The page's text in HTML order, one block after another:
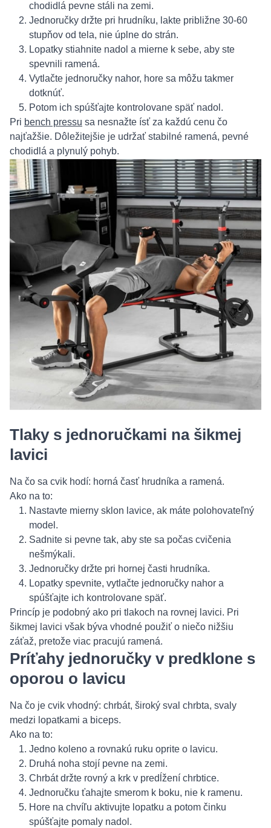
chodidlá pevne stáli na zemi.
Jednoručky držte pri hrudníku, lakte približne 30-60
stupňov od tela, nie úplne do strán.
Lopatky stiahnite nadol a mierne k sebe, aby ste
spevnili ramená.
Vytlačte jednoručky nahor, hore sa môžu takmer
dotknúť.
Potom ich spúšťajte kontrolovane späť nadol.
Pri bench pressu sa nesnažte ísť za každú cenu čo
najťažšie. Dôležitejšie je udržať stabilné ramená, pevné
chodidlá a plynulý pohyb.
Tlaky s jednoručkami na šikmej
lavici
Na čo sa cvik hodí: horná časť hrudníka a ramená.
Ako na to:
Nastavte mierny sklon lavice, ak máte polohovateľný
model.
Sadnite si pevne tak, aby ste sa počas cvičenia
nešmýkali.
Jednoručky držte pri hornej časti hrudníka.
Lopatky spevnite, vytlačte jednoručky nahor a
spúšťajte ich kontrolovane späť.
Princíp je podobný ako pri tlakoch na rovnej lavici. Pri
šikmej lavici však býva vhodné použiť o niečo nižšiu
záťaž, pretože viac pracujú ramená.
Príťahy jednoručky v predklone s
oporou o lavicu
Na čo je cvik vhodný: chrbát, široký sval chrbta, svaly
medzi lopatkami a biceps.
Ako na to:
Jedno koleno a rovnakú ruku oprite o lavicu.
Druhá noha stojí pevne na zemi.
Chrbát držte rovný a krk v predĺžení chrbtice.
Jednoručku ťahajte smerom k boku, nie k ramenu.
Hore na chvíľu aktivujte lopatku a potom činku
spúšťajte pomaly nadol.